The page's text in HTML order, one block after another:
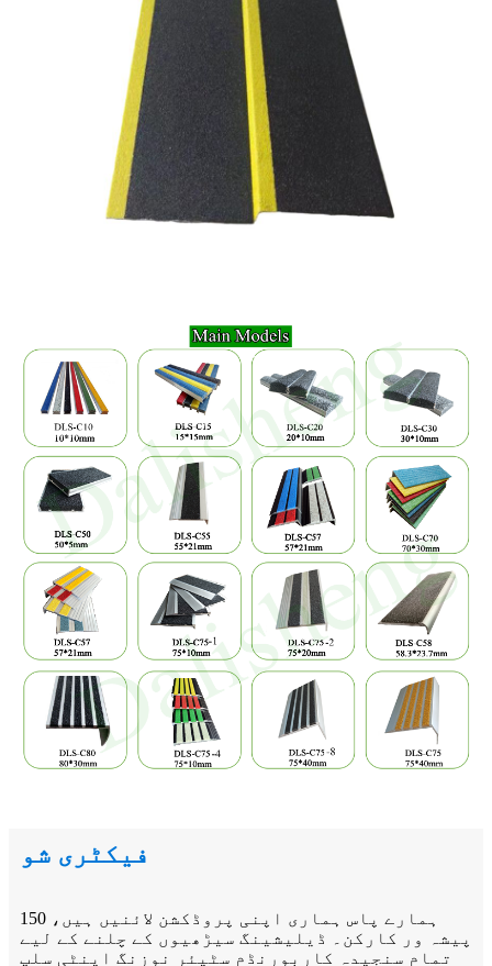
فیکٹری شو
ہمارے پاس ہماری اپنی پروڈکشن لائنیں ہیں، 150
پیشہ ور کارکن۔ ڈیلیشینگ سیڑھیوں کے چلنے کے لیے
تمام سنجیدہ کاربورنڈم سٹیئر نوزنگ اینٹی سلپ